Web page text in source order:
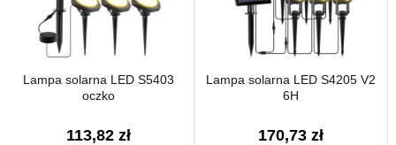
Lampa solarna LED S5403
oczko
113,82 zł
Lampa solarna LED S4205 V2
6H
170,73 zł